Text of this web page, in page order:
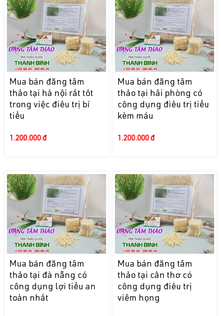
Mua bán đăng tâm
thảo tại hà nội rất tốt
trong việc điều trị bí
tiểu
1.200.000 đ
Mua bán đăng tâm
thảo tại hải phòng có
công dụng điều trị tiểu
kèm máu
1.200.000 đ
Mua bán đăng tâm
thảo tại đà nẵng có
công dụng lợi tiểu an
toàn nhất
Mua bán đăng tâm
thảo tại cần thơ có
công dụng điều trị
viêm họng